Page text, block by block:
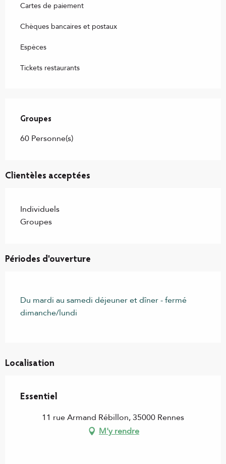
Cartes de paiement
Chèques bancaires et postaux
Espèces
Tickets restaurants
Groupes
Groupes
60 Personne(s)
Clientèles acceptées
Individuels
Groupes
Périodes d'ouverture
Du mardi au samedi déjeuner et dîner - fermé
dimanche/lundi
Localisation
Essentiel
11 rue Armand Rébillon, 35000 Rennes
M'y rendre